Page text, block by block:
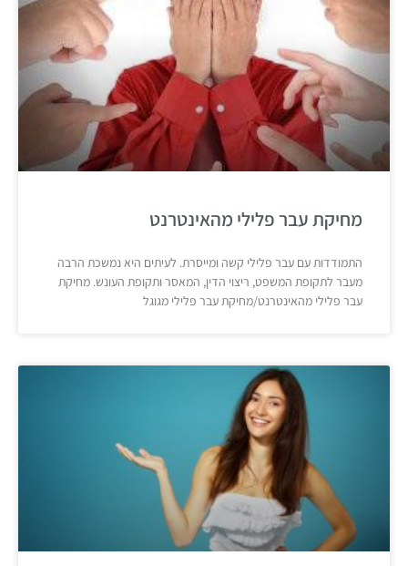
מחיקת עבר פלילי מהאינטרנט
התמודדות עם עבר פלילי קשה ומייסרת. לעיתים היא נמשכת הרבה
מעבר לתקופת המשפט, ריצוי הדין, המאסר ותקופת העונש. מחיקת
עבר פלילי מהאינטרנט/מחיקת עבר פלילי מגוגל